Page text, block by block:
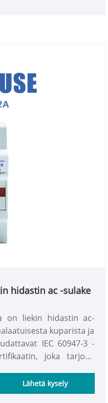
hidastin ac -sulake
on liekin hidastin ac-
kuparista ja
IEC 60947-3 -
joka tarjoaa
Lähetä kysely